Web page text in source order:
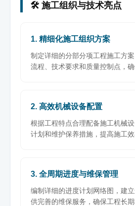
🛠️ 施工组织与技术亮点
1. 精细化施工组织方案
制定详细的分部分项工程施工方
流程、技术要求和质量控制点，确
2. 高效机械设备配置
根据工程特点合理配备施工机械
计划和维护保养措施，提高施工效
3. 全周期进度与维保管理
编制详细的进度计划网络图，建
供完善的维保服务，确保工程长期